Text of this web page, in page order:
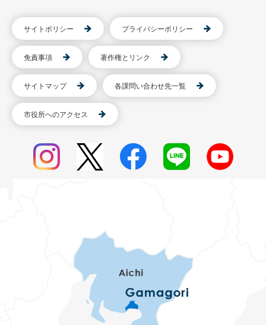
サイトポリシー プライバシーポリシー
免責事項 著作権とリンク
サイトマップ 各課問い合わせ先一覧
市役所へのアクセス